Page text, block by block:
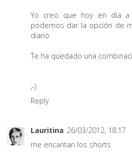
Yo creo que hoy en día a
podemos dar la opcíón de
diario.
Te ha quedado una
;-)
Reply
Lauritina 26/03/2012, 18:17
me encantan los shorts